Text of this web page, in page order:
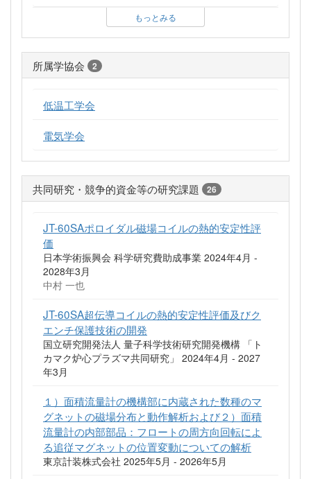
もっとみる
所属学協会 2
低温工学会
電気学会
共同研究・競争的資金等の研究課題 26
JT-60SAポロイダル磁場コイルの熱的安定性評
価
日本学術振興会 科学研究費助成事業 2024年4月 -
2028年3月
中村 一也
JT-60SA超伝導コイルの熱的安定性評価及びク
エンチ保護技術の開発
国立研究開発法人 量子科学技術研究開発機構 「ト
カマク炉心プラズマ共同研究」 2024年4月 - 2027
年3月
１）面積流量計の機構部に内蔵された数種のマ
グネットの磁場分布と動作解析および２）面積
流量計の内部部品：フロートの周方向回転によ
る追従マグネットの位置変動についての解析
東京計装株式会社 2025年5月 - 2026年5月